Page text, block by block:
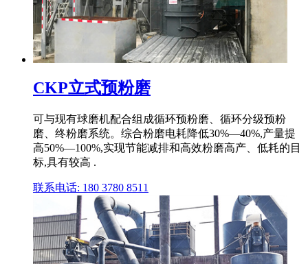
CKP立式预粉磨
可与现有球磨机配合组成循环预粉磨、循环分级预粉
磨、终粉磨系统。综合粉磨电耗降低30%—40%,产量提
高50%—100%,实现节能减排和高效粉磨高产、低耗的目
标,具有较高 .
联系电话: 180 3780 8511